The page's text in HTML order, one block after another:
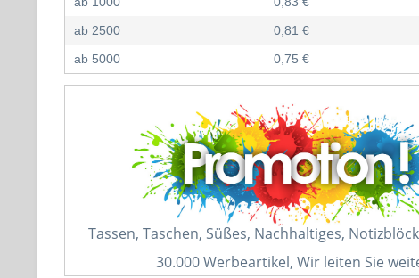
ab 2500
0,81 €
ab 5000 0,75 €
Tassen, Taschen, Süßes, Nachhaltiges,
30.000 Werbeartikel, Wir leiten Sie